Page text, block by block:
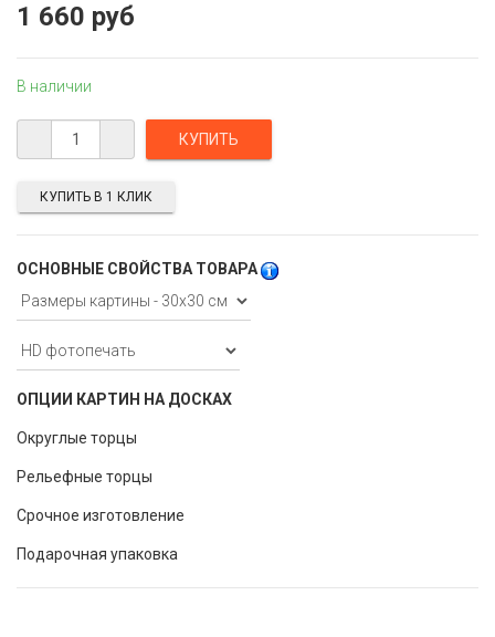
1 660 руб
В наличии
ОСНОВНЫЕ СВОЙСТВА ТОВАРА
ОПЦИИ КАРТИН НА ДОСКАХ
Округлые торцы
Рельефные торцы
Срочное изготовление
Подарочная упаковка
КУПИТЬ В 1 КЛИК